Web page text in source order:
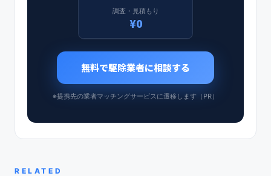
調査・見積もり
¥0
無料で駆除業者に相談する
※提携先の業者マッチングサービスに遷移します（PR）
RELATED